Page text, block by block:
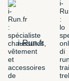
i-Run.fr